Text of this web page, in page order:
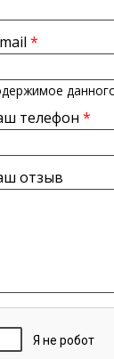
*
телефон *
отзыв